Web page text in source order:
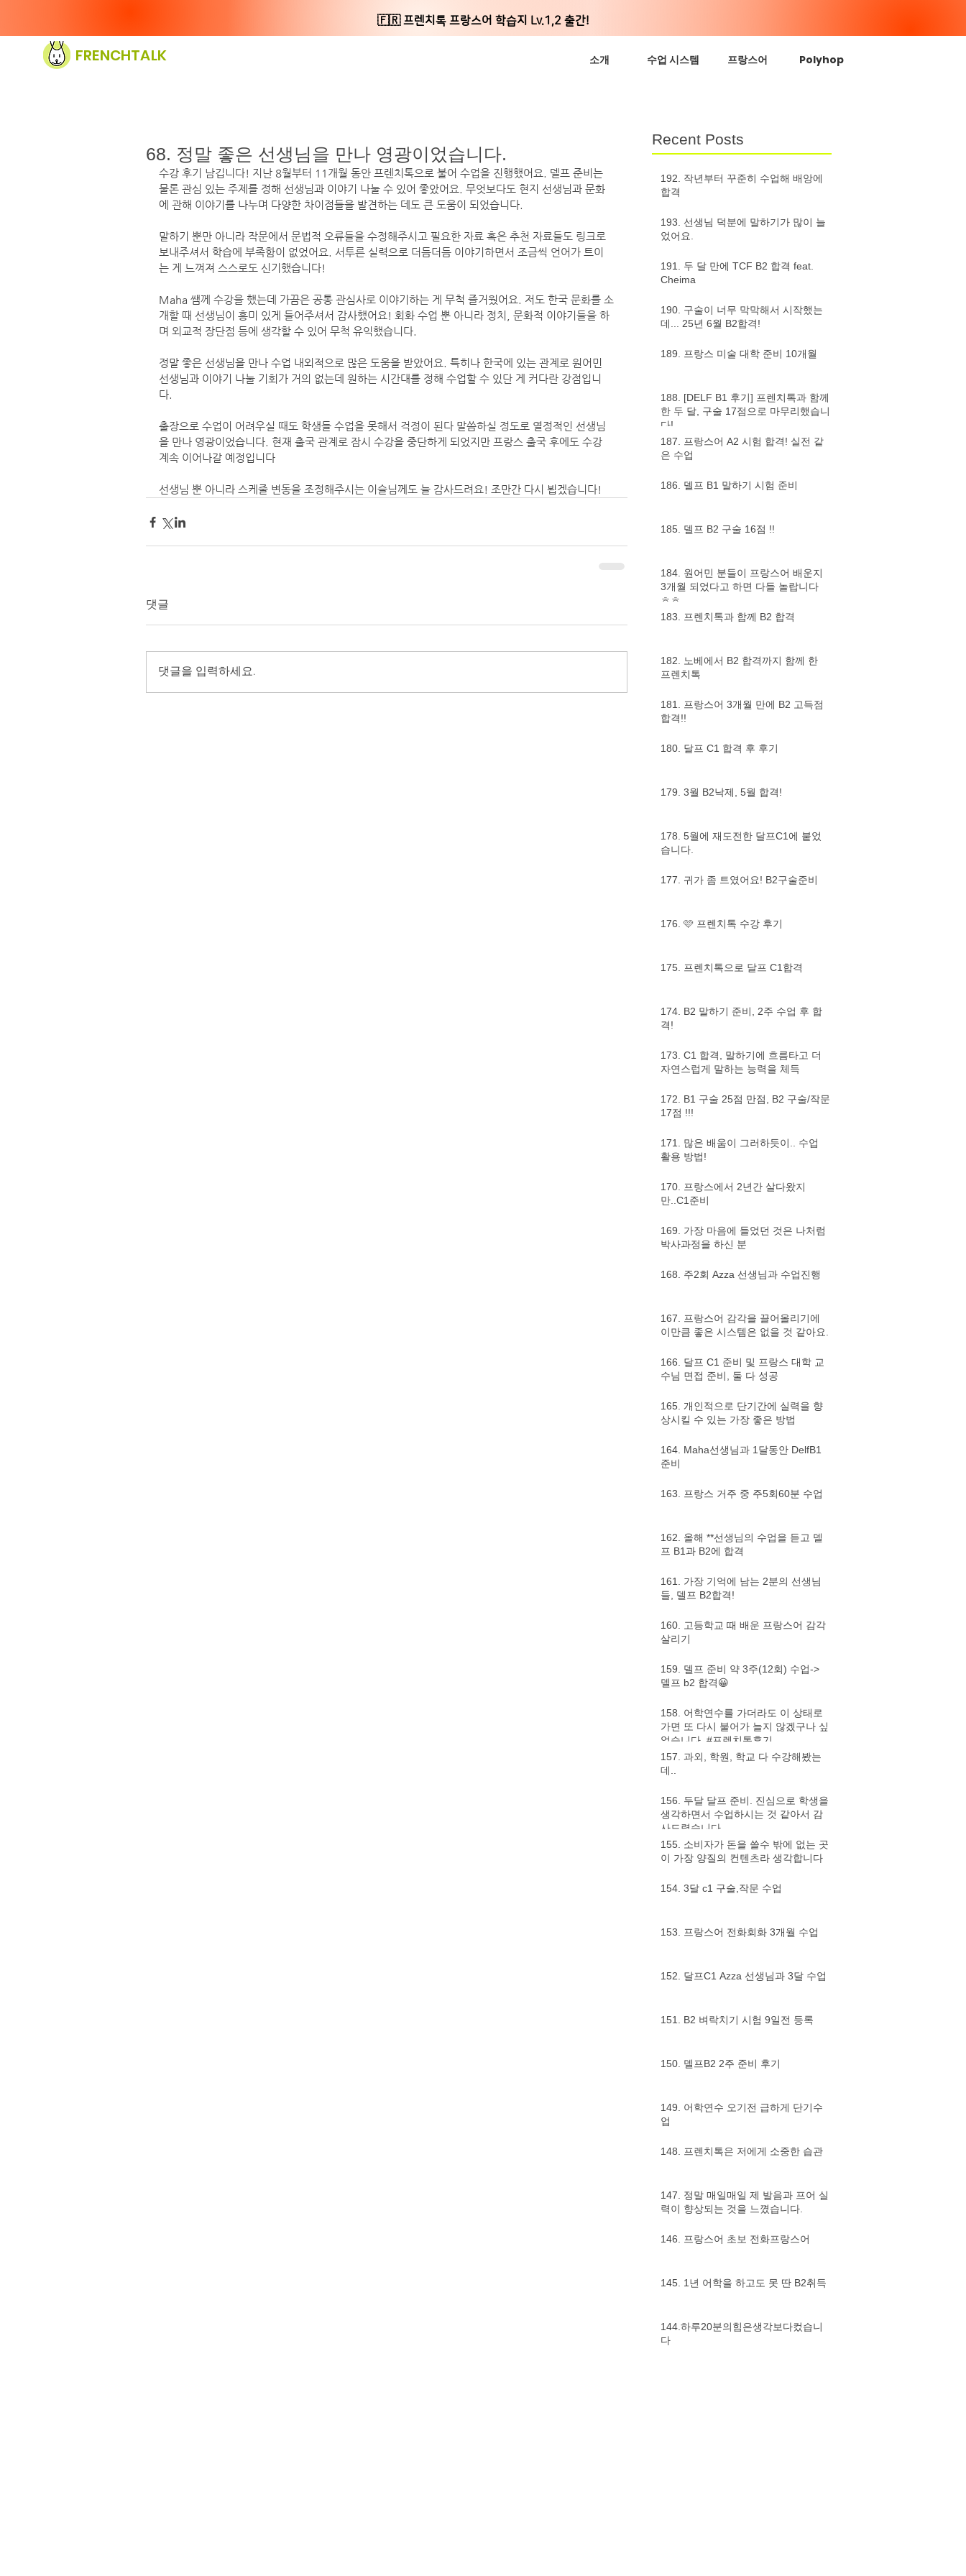
FRENCHTALK 소개 수업 시스템 프랑스어 Polyhop
🇫🇷 프렌치톡 프랑스어 학습지 Lv.1,2 출간!
68. 정말 좋은 선생님을 만나 영광이었습니다.
수강 후기 남깁니다! 지난 8월부터 11개월 동안 프렌치톡으로 불어 수업을 진행했어요. 델프 준비는
물론 관심 있는 주제를 정해 선생님과 이야기 나눌 수 있어 좋았어요. 무엇보다도 현지 선생님과 문화
에 관해 이야기를 나누며 다양한 차이점들을 발견하는 데도 큰 도움이 되었습니다.
말하기 뿐만 아니라 작문에서 문법적 오류들을 수정해주시고 필요한 자료 혹은 추천 자료들도 링크로
보내주셔서 학습에 부족함이 없었어요. 서투른 실력으로 더듬더듬 이야기하면서 조금씩 언어가 트이
는 게 느껴져 스스로도 신기했습니다!
Maha 쌤께 수강을 했는데 가끔은 공통 관심사로 이야기하는 게 무척 즐거웠어요. 저도 한국 문화를 소
개할 때 선생님이 흥미 있게 들어주셔서 감사했어요! 회화 수업 뿐 아니라 정치, 문화적 이야기들을 하
며 외교적 장단점 등에 생각할 수 있어 무척 유익했습니다.
정말 좋은 선생님을 만나 수업 내외적으로 많은 도움을 받았어요. 특히나 한국에 있는 관계로 원어민
선생님과 이야기 나눌 기회가 거의 없는데 원하는 시간대를 정해 수업할 수 있단 게 커다란 강점입니
다.
출장으로 수업이 어려우실 때도 학생들 수업을 못해서 걱정이 된다 말씀하실 정도로 열정적인 선생님
을 만나 영광이었습니다. 현재 출국 관계로 잠시 수강을 중단하게 되었지만 프랑스 출국 후에도 수강
계속 이어나갈 예정입니다
선생님 뿐 아니라 스케줄 변동을 조정해주시는 이슬님께도 늘 감사드려요! 조만간 다시 뵙겠습니다!
댓글
댓글을 입력하세요.
Recent Posts
192. 작년부터 꾸준히 수업해 배앙에
합격
193. 선생님 덕분에 말하기가 많이 늘
었어요.
191. 두 달 만에 TCF B2 합격 feat.
Cheima
190. 구술이 너무 막막해서 시작했는
데... 25년 6월 B2합격!
189. 프랑스 미술 대학 준비 10개월
188. [DELF B1 후기] 프렌치톡과 함께
한 두 달, 구술 17점으로 마무리했습니
다!
187. 프랑스어 A2 시험 합격! 실전 같
은 수업
186. 델프 B1 말하기 시험 준비
185. 델프 B2 구술 16점 !!
184. 원어민 분들이 프랑스어 배운지
3개월 되었다고 하면 다들 놀랍니다
ㅎㅎ
183. 프렌치톡과 함께 B2 합격
182. 노베에서 B2 합격까지 함께 한
프렌치톡
181. 프랑스어 3개월 만에 B2 고득점
합격!!
180. 달프 C1 합격 후 후기
179. 3월 B2낙제, 5월 합격!
178. 5월에 재도전한 달프C1에 붙었
습니다.
177. 귀가 좀 트였어요! B2구술준비
176. 🩷 프렌치톡 수강 후기
175. 프렌치톡으로 달프 C1합격
174. B2 말하기 준비, 2주 수업 후 합
격!
173. C1 합격, 말하기에 흐름타고 더
자연스럽게 말하는 능력을 체득
172. B1 구술 25점 만점, B2 구술/작문
17점 !!!
171. 많은 배움이 그러하듯이.. 수업
활용 방법!
170. 프랑스에서 2년간 살다왔지
만..C1준비
169. 가장 마음에 들었던 것은 나처럼
박사과정을 하신 분
168. 주2회 Azza 선생님과 수업진행
167. 프랑스어 감각을 끌어올리기에
이만큼 좋은 시스템은 없을 것 같아요.
166. 달프 C1 준비 및 프랑스 대학 교
수님 면접 준비, 둘 다 성공
165. 개인적으로 단기간에 실력을 향
상시킬 수 있는 가장 좋은 방법
164. Maha선생님과 1달동안 DelfB1
준비
163. 프랑스 거주 중 주5회60분 수업
162. 올해 **선생님의 수업을 듣고 델
프 B1과 B2에 합격
161. 가장 기억에 남는 2분의 선생님
들, 델프 B2합격!
160. 고등학교 때 배운 프랑스어 감각
살리기
159. 델프 준비 약 3주(12회) 수업->
델프 b2 합격😀
158. 어학연수를 가더라도 이 상태로
가면 또 다시 불어가 늘지 않겠구나 싶
었습니다. #프렌치톡후기
157. 과외, 학원, 학교 다 수강해봤는
데..
156. 두달 달프 준비. 진심으로 학생을
생각하면서 수업하시는 것 같아서 감
사드렸습니다.
155. 소비자가 돈을 쓸수 밖에 없는 곳
이 가장 양질의 컨텐츠라 생각합니다
154. 3달 c1 구술,작문 수업
153. 프랑스어 전화회화 3개월 수업
152. 달프C1 Azza 선생님과 3달 수업
151. B2 벼락치기 시험 9일전 등록
150. 델프B2 2주 준비 후기
149. 어학연수 오기전 급하게 단기수
업
148. 프렌치톡은 저에게 소중한 습관
147. 정말 매일매일 제 발음과 프어 실
력이 향상되는 것을 느꼈습니다.
146. 프랑스어 초보 전화프랑스어
145. 1년 어학을 하고도 못 딴 B2취득
144.하루20분의힘은생각보다컸습니
다